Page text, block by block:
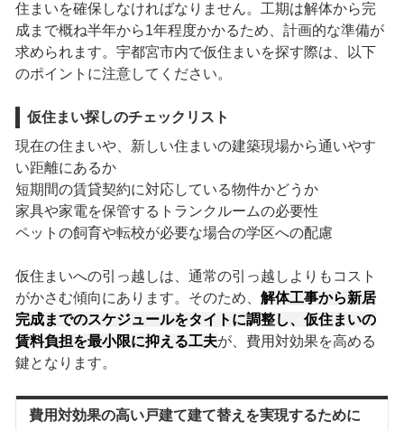
住まいを確保しなければなりません。工期は解体から完
成まで概ね半年から1年程度かかるため、計画的な準備が
求められます。宇都宮市内で仮住まいを探す際は、以下
のポイントに注意してください。
仮住まい探しのチェックリスト
現在の住まいや、新しい住まいの建築現場から通いやす
い距離にあるか
短期間の賃貸契約に対応している物件かどうか
家具や家電を保管するトランクルームの必要性
ペットの飼育や転校が必要な場合の学区への配慮
仮住まいへの引っ越しは、通常の引っ越しよりもコスト
がかさむ傾向にあります。そのため、 解体工事から新居
完成までのスケジュールをタイトに調整し、仮住まいの
賃料負担を最小限に抑える工夫が、費用対効果を高める
鍵となります。
費用対効果の高い戸建て建て替えを実現するために